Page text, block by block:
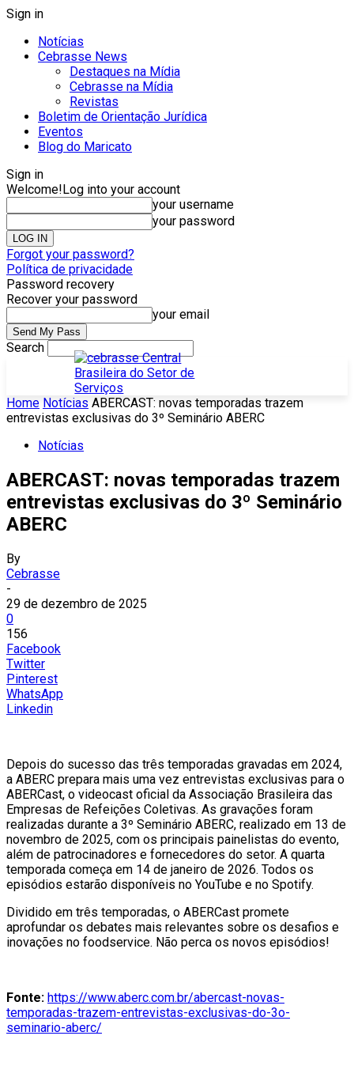
Sign in
Notícias
Cebrasse News
Destaques na Mídia
Cebrasse na Mídia
Revistas
Boletim de Orientação Jurídica
Eventos
Blog do Maricato
Sign in
Welcome!Log into your account
your username
your password
Forgot your password?
Política de privacidade
Password recovery
Recover your password
your email
Search
Home Notícias ABERCAST: novas temporadas trazem
entrevistas exclusivas do 3º Seminário ABERC
Notícias
ABERCAST: novas temporadas trazem
entrevistas exclusivas do 3º Seminário
ABERC
By
Cebrasse
-
29 de dezembro de 2025
0
156
Facebook
Twitter
Pinterest
WhatsApp
Linkedin
Depois do sucesso das três temporadas gravadas em 2024,
a ABERC prepara mais uma vez entrevistas exclusivas para o
ABERCast, o videocast oficial da Associação Brasileira das
Empresas de Refeições Coletivas. As gravações foram
realizadas durante a 3º Seminário ABERC, realizado em 13 de
novembro de 2025, com os principais painelistas do evento,
além de patrocinadores e fornecedores do setor. A quarta
temporada começa em 14 de janeiro de 2026. Todos os
episódios estarão disponíveis no YouTube e no Spotify.
Dividido em três temporadas, o ABERCast promete
aprofundar os debates mais relevantes sobre os desafios e
inovações no foodservice. Não perca os novos episódios!
Fonte: https://www.aberc.com.br/abercast-novas-
temporadas-trazem-entrevistas-exclusivas-do-3o-
seminario-aberc/